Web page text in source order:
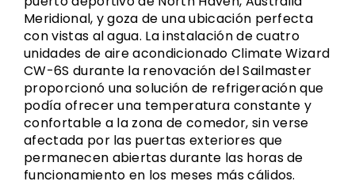
Meridional, y goza de una ubicación perfecta
con vistas al agua. La instalación de cuatro
unidades de aire acondicionado Climate Wizard
CW-6S durante la renovación del Sailmaster
proporcionó una solución de refrigeración que
podía ofrecer una temperatura constante y
confortable a la zona de comedor, sin verse
afectada por las puertas exteriores que
permanecen abiertas durante las horas de
funcionamiento en los meses más cálidos.